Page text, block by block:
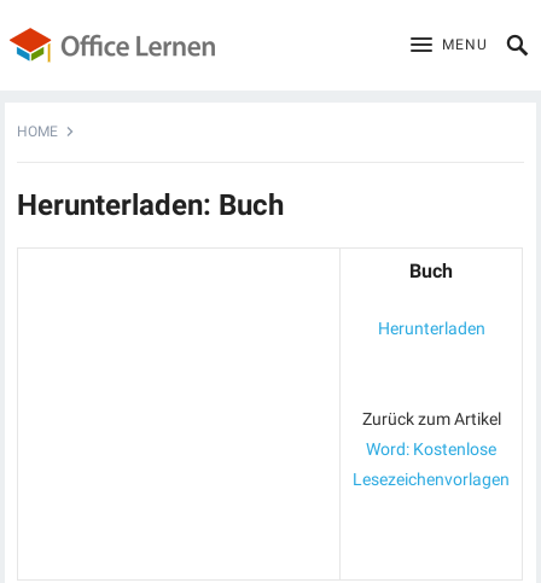
MENU
HOME
Herunterladen: Buch
Buch
Herunterladen
Zurück zum Artikel
Word: Kostenlose
Lesezeichenvorlagen